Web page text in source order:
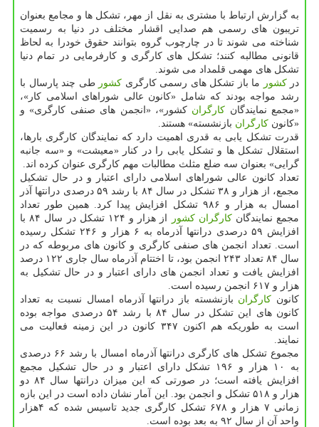
به گزارش ارتباط با مشتری به نقل از مهر، تشكل ها و مجامع بعنوان
تریبون های رسمی هم صدایی اقشار مختلف در دنیا به رسمیت
شناخته می شوند تا در چارچوب گروه بتوانند حقوق خودرا به لحاظ
قانونی مطالبه كنند؛ تشكل های كارگری و كارفرمایی در تمام دنیا
تشكل های مهمی قلمداد می شوند.
دركشور ما باز تشكل های رسمی كارگری كشور طی چند پارسال با
رشد مواجه بودند كه شامل «كانون عالی شوراهای اسلامی كار»،
«مجمع نمایندگان كارگران كشور»، «انجمن های صنفی كارگری» و
«كانون كارگران بازنشسته» هستند.
قدرت تشكل یابی به قدری اهمیت دارد كه نمایندگان كارگری بارها،
استقلال تشكل ها و تشكل یابی را در كنار «معیشت» و «سه جانبه
گرایی» بعنوان سه ضلع مثلث مطالبات مهم كارگری عنوان كرده اند.
تعداد كانون عالی شوراهای اسلامی دارای اعتبار و در حال تشكیل
مجمع، از هزار و ۳۸ تشكل در سال ۸۴ با رشد ۵۹ درصدی درانتها آذر
امسال به هزار و ۹۸۶ تشكل افزایش پیدا كرد. همین طور تعداد
مجمع نمایندگانكارگران كشور
از هزار و ۱۲۴ تشكل در سال ۸۴ با
افزایش ۵۹ درصدی درانتها آذرماه به ۶ هزار و ۲۴۶ تشكل رسیده
است. تعداد انجمن های صنفی كارگری و كانون های مربوطه كه در
سال ۸۴ تعداد ۲۴۳ انجمن بود، تا اختتام آذرماه سال جاری ۱۲۲ درصد
افزایش یافت و تعداد انجمن های دارای اعتبار و در حال تشكیل به
هزار و ۶۱۷ انجمن رسیده است.
كانون كارگران بازنشسته باز درانتها آذرماه امسال نسبت به تعداد
كانون های این تشكل در سال ۸۴ با رشد ۵۴ درصدی مواجه بوده
است به طوریكه هم اكنون ۳۴۷ كانون در این زمینه فعالیت می
نمایند.
مجموع تشكل های كارگری درانتها آذرماه امسال با رشد ۶۶ درصدی
به ۱۰ هزار و ۱۹۶ تشكل دارای اعتبار و در حال تشكیل مجمع
افزایش یافته است؛ در صورتی كه این میزان درانتها سال ۸۴ دو
هزار و ۵۱۸ تشكل و انجمن بود. این آمار نشان داده است در این بازه
زمانی ۷ هزار و ۶۷۸ تشكل كارگری جدید تاسیس شده كه ۴هزار
واحد آن از سال ۹۲ به بعد بوده است.